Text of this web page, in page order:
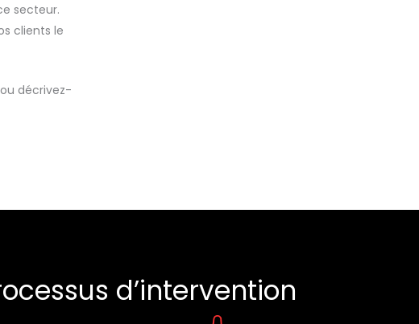
secteur.
clients le
décrivez-
d’intervention